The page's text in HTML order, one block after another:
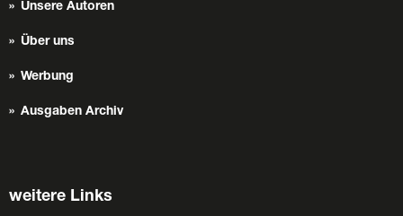
Unsere Autoren
Über uns
Werbung
Ausgaben Archiv
weitere Links